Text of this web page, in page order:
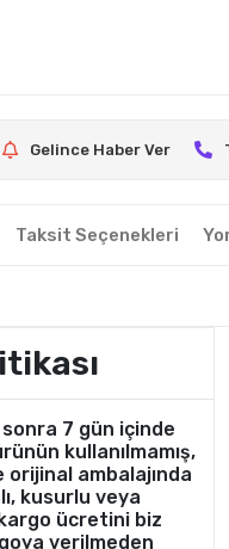
Gelince Haber Ver
Taksit Seçenekleri
7 gün içinde
kullanılmamış,
ambalajında
kusurlu veya
ücretini biz
verilmeden